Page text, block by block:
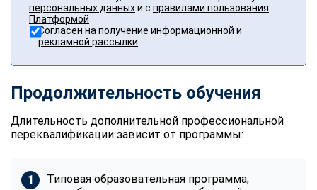
персональных данныхи с правилами пользования
Платформой
Согласен на получение информационной и
рекламной рассылки
Продолжительность обучения
Длительность дополнительной профессиональной
переквалификации зависит от программы:
Типовая образовательная программа,